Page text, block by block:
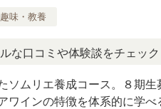
趣味・教養
ミや体験談をチェック！資
ソムリエ養成コース。８期
ワインの特徴を体系的に学べ